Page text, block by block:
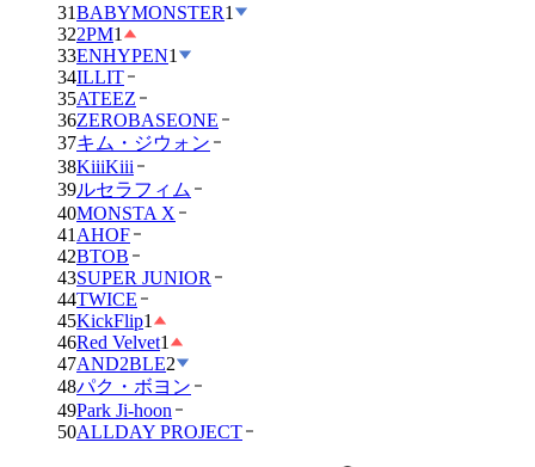
31BABYMONSTER1
322PM1
33ENHYPEN1
34ILLIT
35ATEEZ
36ZEROBASEONE
37キム・ジウォン
38KiiiKiii
39ルセラフィム
40MONSTA X
41 AHOF
42BTOB
43SUPER JUNIOR
44TWICE
45KickFlip1
46Red Velvet1
47AND2BLE2
48パク・ボヨン
49Park Ji-hoon
50ALLDAY PROJECT